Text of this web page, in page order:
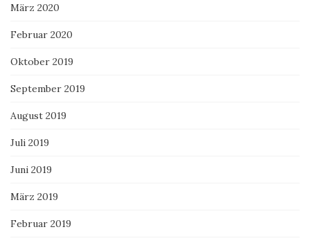
März 2020
Februar 2020
Oktober 2019
September 2019
August 2019
Juli 2019
Juni 2019
März 2019
Februar 2019